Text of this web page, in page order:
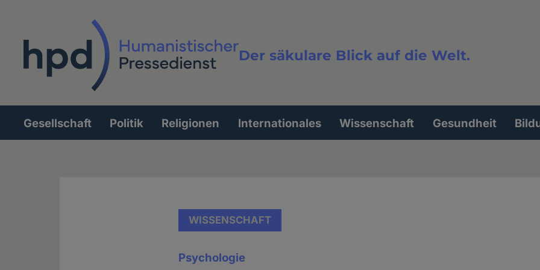
Der säkulare Blick auf die Welt.
Volltextsuche
Hauptnavigation
Gesellschaft Politik Religionen Internationales Wissenschaft Gesundheit
WISSENSCHAFT
Psychologie